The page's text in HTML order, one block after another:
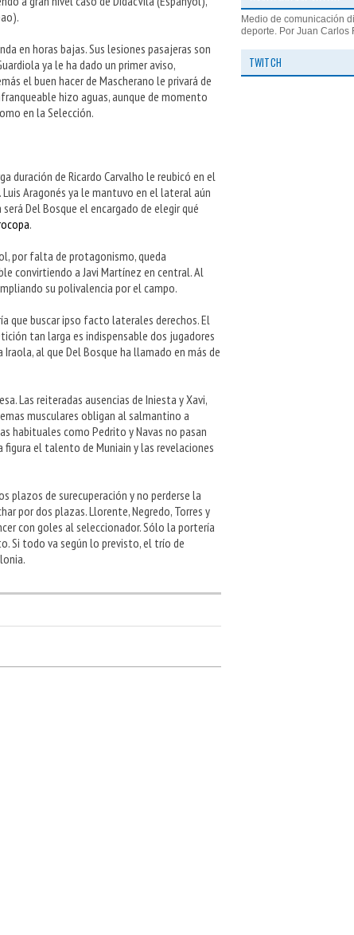
en horas bajas. Sus lesiones pasajeras son
ya le ha dado un primer aviso,
el buen hacer de Mascherano le privará de
hizo aguas, aunque de momento
en la Selección.
duración de Ricardo Carvalho le reubicó en el
Aragonés ya le mantuvo en el lateral aún
Del Bosque el encargado de elegir qué
.
por falta de protagonismo, queda
convirtiendo a Javi Martínez en central. Al
su polivalencia por el campo.
que buscar ipso facto laterales derechos. El
tan larga es indispensable dos jugadores
al que Del Bosque ha llamado en más de
Las reiteradas ausencias de Iniesta y Xavi,
musculares obligan al salmantino a
habituales como Pedrito y Navas no pasan
el talento de Muniain y las revelaciones
plazos de surecuperación y no perderse la
por dos plazas. Llorente, Negredo, Torres y
con goles al seleccionador. Sólo la portería
Si todo va según lo previsto, el trío de
Medio de comunicación
deporte. Por Juan Carlos
TWITCH